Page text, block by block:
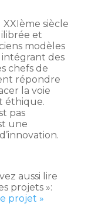
siècle
et
modèles
des
chefs de
répondre
la voie
éthique.
pas
une
aussi lire
projets »:
projet »